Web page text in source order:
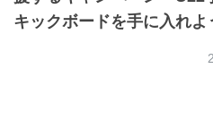
キックボードを手に入れよ